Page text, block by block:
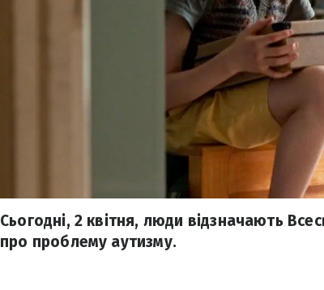
Сьогодні, 2 квітня, люди відзначають
про проблему аутизму.